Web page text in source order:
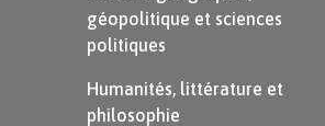
géopolitique et sciences
politiques
Humanités, littérature et
philosophie